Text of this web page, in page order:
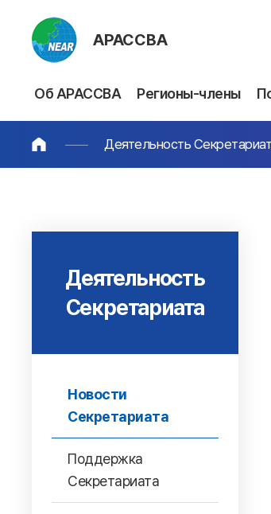
АРАССВА
Об АРАССВА Регионы-члены
Деятельность
Деятельность
Секретариата
Новости
Секретариата
Поддержка
Секретариата